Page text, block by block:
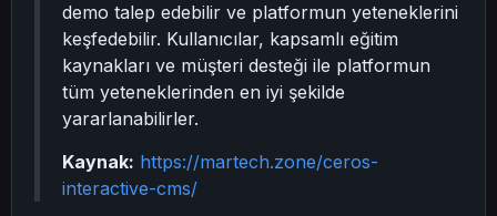
demo talep edebilir ve platformun yeteneklerini
keşfedebilir. Kullanıcılar, kapsamlı eğitim
kaynakları ve müşteri desteği ile platformun
tüm yeteneklerinden en iyi şekilde
yararlanabilirler.
Kaynak: https://martech.zone/ceros-
interactive-cms/